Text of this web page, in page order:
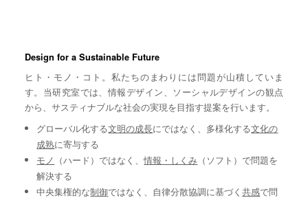
Design for a Sustainable Future
ヒト・モノ・コト。私たちのまわりには問題が山積していま
す。当研究室では、情報デザイン、ソーシャルデザインの観点
から、サスティナブルな社会の実現を目指す提案を行います。
グローバル化する文明の成長にではなく、多様化する文化の
成熟に寄与する
モノ （ハード）ではなく、情報・しくみ （ソフト）で問題を
解決する
中央集権的な制御ではなく、自律分散協調に基づく共感で問